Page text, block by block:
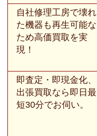
自社修理工房で壊れ
た機器も再生可能な
ため高価買取を実
現！
即査定・即現金化、
出張買取なら即日最
短30分でお伺い。